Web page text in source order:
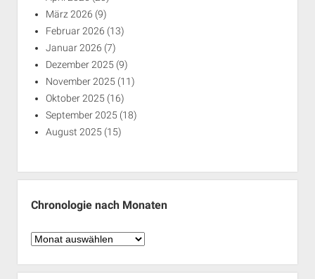
März 2026 (9)
Februar 2026 (13)
Januar 2026 (7)
Dezember 2025 (9)
November 2025 (11)
Oktober 2025 (16)
September 2025 (18)
August 2025 (15)
Chronologie nach Monaten
Chronologie
Monaten